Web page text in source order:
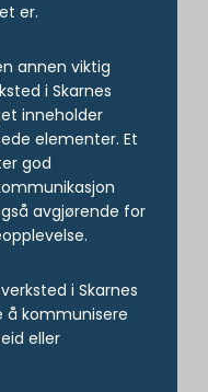
er.
annen viktig
i Skarnes
inneholder
elementer. Et
god
avgjørende for
i Skarnes
å kommunisere
eller